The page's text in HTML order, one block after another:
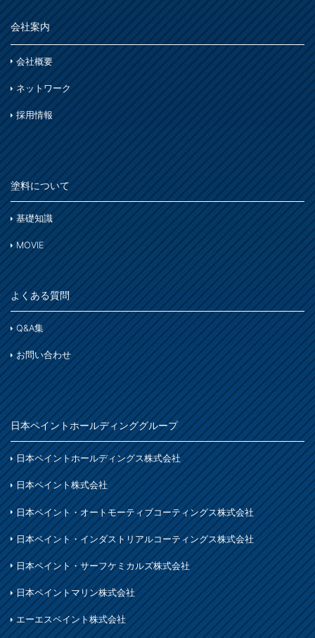
会社案内
会社概要
ネットワーク
採用情報
塗料について
基礎知識
MOVIE
よくある質問
Q&A集
お問い合わせ
日本ペイントホールディンググループ
日本ペイントホールディングス株式会社
日本ペイント株式会社
日本ペイント・オートモーティブコーティングス株式会社
日本ペイント・インダストリアルコーティングス株式会社
日本ペイント・サーフケミカルズ株式会社
日本ペイントマリン株式会社
エーエスペイント株式会社